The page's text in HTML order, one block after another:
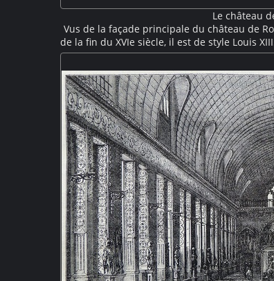
Le château
Vus de la façade principale du château de
de la fin du XVIe siècle, il est de style Louis
le château présente deux pavillons
terrasse. Ses toits à fortes pentes, ses